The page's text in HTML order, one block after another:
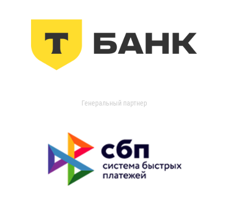
Генеральный партнер